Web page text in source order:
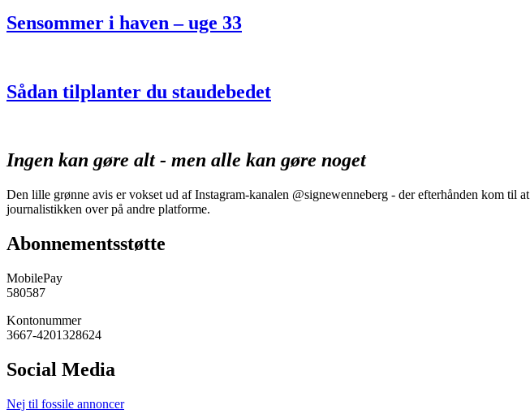
Sensommer i haven – uge 33
Sådan tilplanter du staudebedet
Ingen kan gøre alt - men alle kan gøre noget
Den lille grønne avis er vokset ud af Instagram-kanalen @signewenneberg - der efterhånden kom
journalistikken over på andre platforme.
Abonnementsstøtte
MobilePay
580587
Kontonummer
3667-4201328624
Social Media
Nej til fossile annoncer